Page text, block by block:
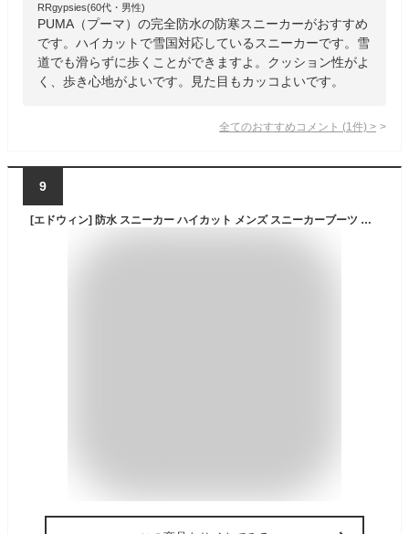
RRgypsies(60代・男性)
PUMA（プーマ）の完全防水の防寒スニーカーがおすすめ
です。ハイカットで雪国対応しているスニーカーです。雪
道でも滑らずに歩くことができますよ。クッション性がよ
く、歩き心地がよいです。見た目もカッコよいです。
全てのおすすめコメント (1 件) >
9
[エドウィン] 防水 スニーカー ハイカット メンズ スニーカーブーツ サイドジップ ファスナー 防滑 トレッキング底 アウトドアシューズ 耐摩耗 高耐久 紐靴 edm6560 アッシュ 27.0